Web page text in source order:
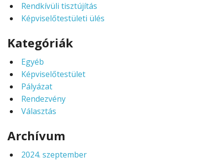
Rendkívüli tisztújítás
Képviselőtestületi ülés
Kategóriák
Egyéb
Képviselőtestület
Pályázat
Rendezvény
Választás
Archívum
2024. szeptember